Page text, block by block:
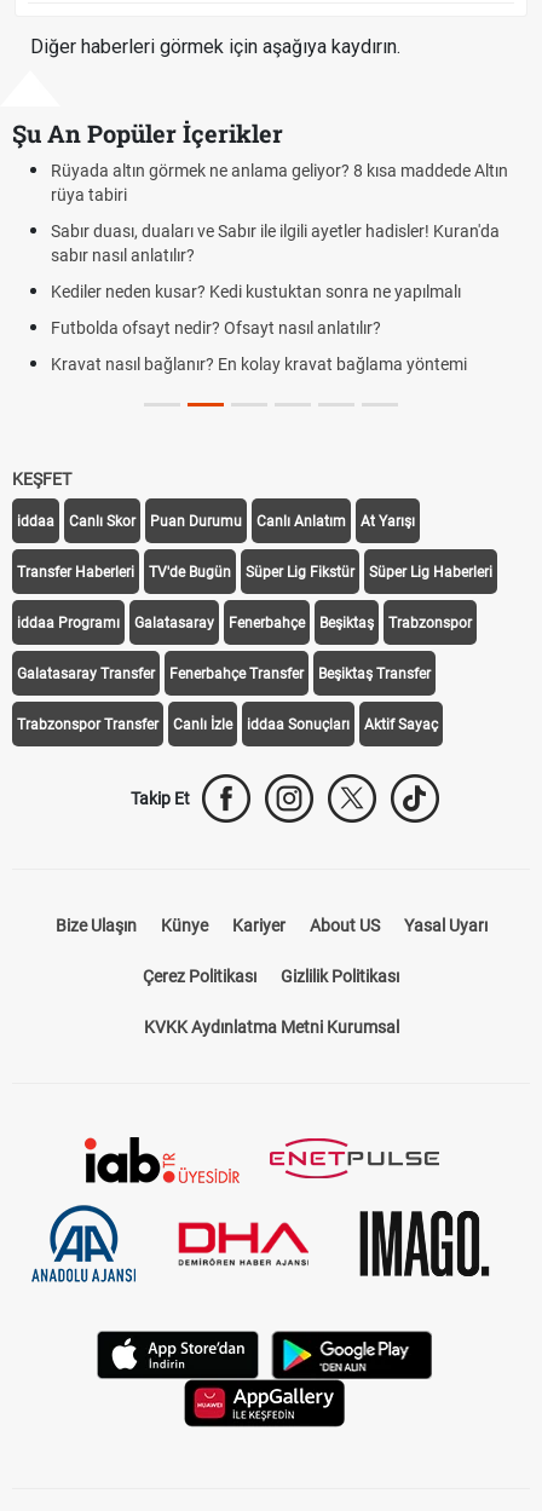
Diğer haberleri görmek için aşağıya kaydırın.
Şu An Popüler İçerikler
Rüyada altın görmek ne anlama geliyor? 8 kısa maddede Altın
rüya tabiri
Sabır duası, duaları ve Sabır ile ilgili ayetler hadisler! Kuran'da
sabır nasıl anlatılır?
Kediler neden kusar? Kedi kustuktan sonra ne yapılmalı
Futbolda ofsayt nedir? Ofsayt nasıl anlatılır?
Kravat nasıl bağlanır? En kolay kravat bağlama yöntemi
KEŞFET
iddaa Canlı Skor Puan Durumu Canlı Anlatım At Yarışı
Transfer Haberleri TV'de Bugün Süper Lig Fikstür Süper Lig Haberleri
iddaa Programı Galatasaray Fenerbahçe Beşiktaş Trabzonspor
Galatasaray Transfer Fenerbahçe Transfer Beşiktaş Transfer
Trabzonspor Transfer Canlı İzle iddaa Sonuçları Aktif Sayaç
Takip Et
Bize Ulaşın Künye Kariyer About US Yasal Uyarı
Çerez Politikası Gizlilik Politikası
KVKK Aydınlatma Metni Kurumsal